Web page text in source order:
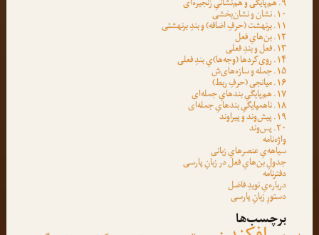
۹. هم‌پایگی و هم‌نشانیِ زنجیره‌ای
۱۰. نشان و نشان‌بخشی
۱۱. برنهشت (حرفِ اضافه) و بندِ برنهشتی
۱۲. بن‌هایِ فعل
۱۳. فعل و بندِ فعلی
۱۴. روی‌کردها (وجه‌ها)یِ بندِ فعلی
۱۵. جمله و سازه‌های‌ش
۱۶. میانجی (حرفِ ربط)
۱۷. هم‌پایگیِ بندهایِ جمله‌ای
۱۸. ناهمپایگیِ بندهایِ جمله‌ای
۱۹. پیش‌وند و پیراوند
۲۰. پس‌وند
واژه‌نامه
سیاهه‌یِ عنصرهایِ زبانی
جدولِ بن‌هایِ فعل در زبانِ پارسی
دفترنامه
درباره‌یِ نویدِ فاضل
دستورِ زبانِ پارسی
برچسب‌ها